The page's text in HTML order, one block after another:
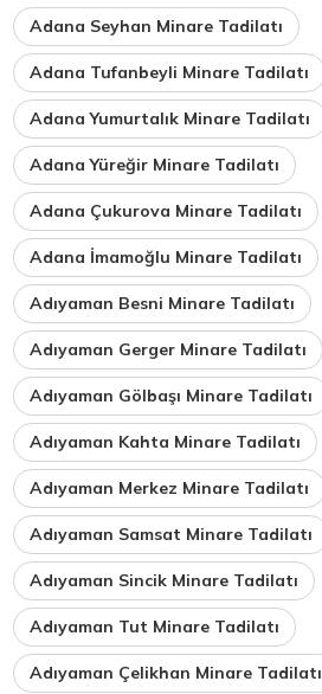
Adana Seyhan Minare Tadilatı
Adana Tufanbeyli Minare Tadilatı
Adana Yumurtalık Minare Tadilatı
Adana Yüreğir Minare Tadilatı
Adana Çukurova Minare Tadilatı
Adana İmamoğlu Minare Tadilatı
Adıyaman Besni Minare Tadilatı
Adıyaman Gerger Minare Tadilatı
Adıyaman Gölbaşı Minare Tadilatı
Adıyaman Kahta Minare Tadilatı
Adıyaman Merkez Minare Tadilatı
Adıyaman Samsat Minare Tadilatı
Adıyaman Sincik Minare Tadilatı
Adıyaman Tut Minare Tadilatı
Adıyaman Çelikhan Minare Tadilatı